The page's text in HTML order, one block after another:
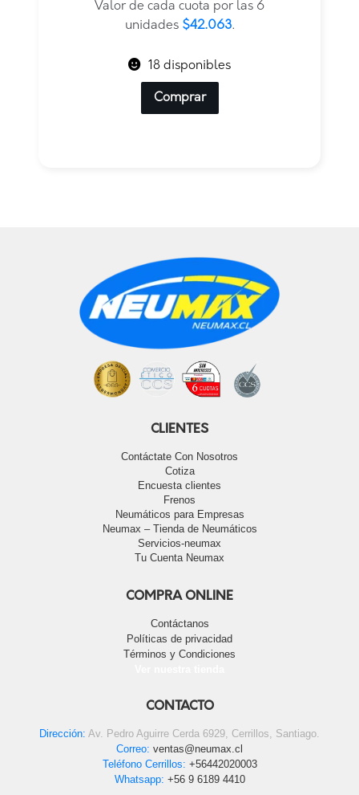
$504.750.
$252.375.
Valor de cada cuota por las 6
unidades $42.063.
18 disponibles
Comprar
CLIENTES
Contáctate Con Nosotros
Cotiza
Encuesta clientes
Frenos
Neumáticos para Empresas
Neumax – Tienda de Neumáticos
Servicios-neumax
Tu Cuenta Neumax
COMPRA ONLINE
Contáctanos
Políticas de privacidad
Términos y Condiciones
CONTACTO
Dirección: Av. Pedro Aguirre Cerda 6929, Cerrillos, Santiago.
Correo: ventas@neumax.cl
Teléfono Cerrillos: +56442020003
Whatsapp: +56 9 6189 4410